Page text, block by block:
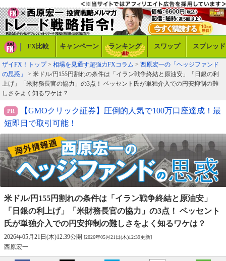
FX比較 キャンペーン ランキング スワップ スプレッド
ザイFX！トップ> 相場を見通す超強力FXコラム > 西原宏一の「ヘッジファンド
の思惑」
> 米ドル/円155円割れの条件は「イラン戦争終結と原油安」「日銀の利
上げ」「米財務長官の協力」の3点！ ベッセント氏が単独介入での円安抑制の難
しさをよく知るワケは？
【GMOクリック証券】圧倒的人気で100万口座達成！最
短即日で取引可能！
米ドル/円155円割れの条件は「イラン戦争終結と原油安」
「日銀の利上げ」「米財務長官の協力」の3点！ ベッセント
氏が単独介入での円安抑制の難しさをよく知るワケは？
2026年05月21日(木)12:39公開 [2026年05月21日(木)12:39更新]
西原宏一